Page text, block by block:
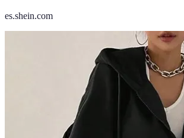
es.shein.com